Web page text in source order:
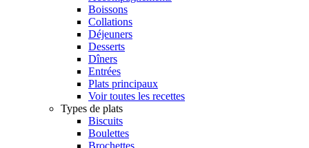
Boissons
Collations
Déjeuners
Desserts
Dîners
Entrées
Plats principaux
Voir toutes les recettes
Types de plats
Biscuits
Boulettes
Brochettes